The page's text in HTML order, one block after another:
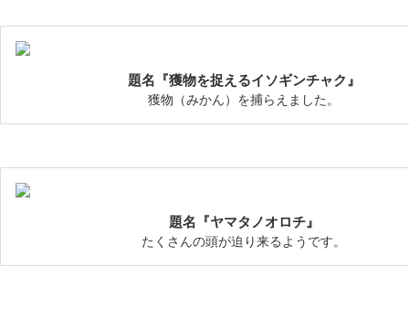
題名『獲物を捉えるイソギンチャク』
獲物（みかん）を捕らえました。
題名『ヤマタノオロチ』
たくさんの頭が迫り来るようです。